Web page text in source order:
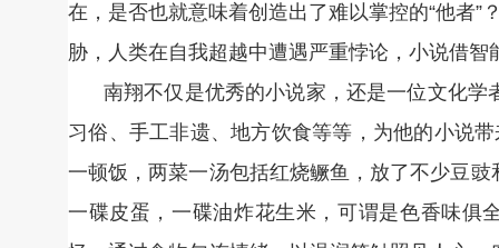
在，是否也就意味着创造出了难以掌控的“他者
胁，人类在自我超越中遭遇严重悖论，小说借
南翔不仅是优秀的小说家，还是一位文化
习俗、手工非遗、地方饮食等等，为他的小说
一顿饭，两菜一汤包括红烧鳜鱼，放了不少豆
一碟皮蛋，一碟油炸花生米，可谓是色香味俱